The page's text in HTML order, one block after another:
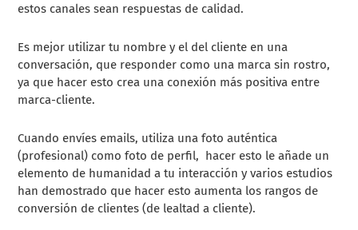
estos canales sean respuestas de calidad.
Es mejor utilizar tu nombre y el del cliente en una
conversación, que responder como una marca sin rostro,
ya que hacer esto crea una conexión más positiva entre
marca-cliente.
Cuando envíes emails, utiliza una foto auténtica
(profesional) como foto de perfil, hacer esto le añade un
elemento de humanidad a tu interacción y varios estudios
han demostrado que hacer esto aumenta los rangos de
conversión de clientes (de lealtad a cliente).